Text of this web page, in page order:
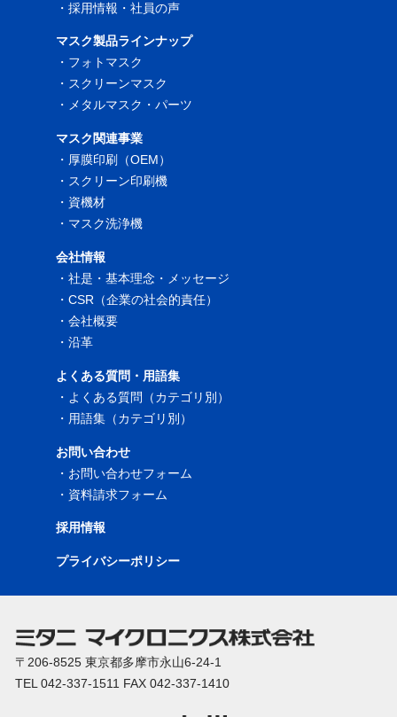
・採用情報・社員の声
マスク製品ラインナップ
・ フォトマスク
・ スクリーンマスク
・ メタルマスク・パーツ
マスク関連事業
・ 厚膜印刷（OEM）
・ スクリーン印刷機
・ 資機材
・ マスク洗浄機
会社情報
・社是・基本理念・メッセージ
・CSR（企業の社会的責任）
・会社概要
・沿革
よくある質問・用語集
・ よくある質問（カテゴリ別）
・ 用語集（カテゴリ別）
お問い合わせ
・ お問い合わせフォーム
・ 資料請求フォーム
採用情報
プライバシーポリシー
〒206-8525 東京都多摩市永山6-24-1
TEL 042-337-1511 FAX 042-337-1410